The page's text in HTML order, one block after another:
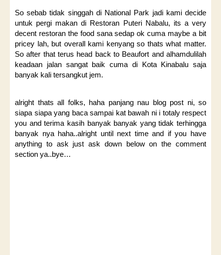
So sebab tidak singgah di National Park jadi kami decide
untuk pergi makan di Restoran Puteri Nabalu, its a very
decent restoran the food sana sedap ok cuma maybe a bit
pricey lah, but overall kami kenyang so thats what matter.
So after that terus head back to Beaufort and alhamdulilah
keadaan jalan sangat baik cuma di Kota Kinabalu saja
banyak kali tersangkut jem.
alright thats all folks, haha panjang nau blog post ni, so
siapa siapa yang baca sampai kat bawah ni i totaly respect
you and terima kasih banyak banyak yang tidak terhingga
banyak nya haha..alright until next time and if you have
anything to ask just ask down below on the comment
section ya..bye…